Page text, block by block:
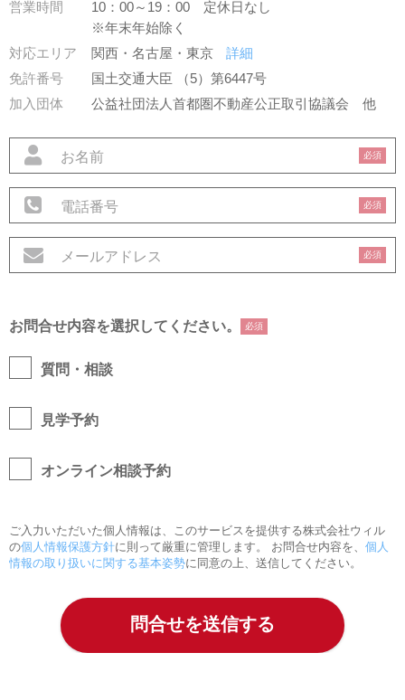
営業時間
10：00～19：00 定休日なし
※年末年始除く
対応エリア
関西・名古屋・東京
詳細
免許番号
国土交通大臣 （5）第6447号
加入団体
公益社団法人首都圏不動産公正取引協議会他
必須
必須
必須
お問合せ内容を選択してください。 必須
質問・相談
見学予約
オンライン相談予約
ご入力いただいた個人情報は、このサービスを提供する株式会社ウィル
の個人情報保護方針に則って厳重に管理します。 お問合せ内容を、 個人
情報の取り扱いに関する基本姿勢に同意の上、送信してください。